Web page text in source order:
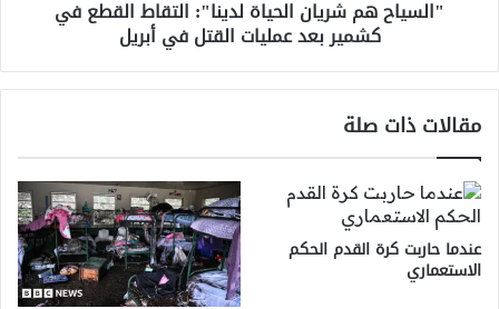
في
"السياح هم شريان الحياة لدينا": التقاط القطع في
كشمير بعد عمليات القتل في أبريل
مقالات ذات صلة
عندما حاربت كرة القدم الحكم
الاستعماري